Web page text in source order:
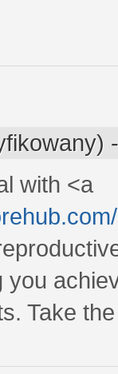
with <a
you
Take